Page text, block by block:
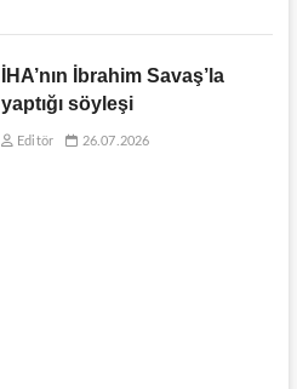
İHA’nın İbrahim Savaş’la
yaptığı söyleşi
Editör 26.07.2026